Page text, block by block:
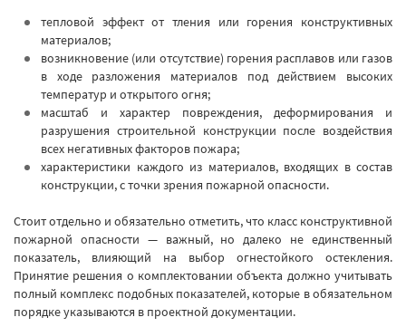
тепловой эффект от тления или горения конструктивных
материалов;
возникновение (или отсутствие) горения расплавов или газов
в ходе разложения материалов под действием высоких
температур и открытого огня;
масштаб и характер повреждения, деформирования и
разрушения строительной конструкции после воздействия
всех негативных факторов пожара;
характеристики каждого из материалов, входящих в состав
конструкции, с точки зрения пожарной опасности.
Стоит отдельно и обязательно отметить, что класс конструктивной
пожарной опасности — важный, но далеко не единственный
показатель, влияющий на выбор огнестойкого остекления.
Принятие решения о комплектовании объекта должно учитывать
полный комплекс подобных показателей, которые в обязательном
порядке указываются в проектной документации.